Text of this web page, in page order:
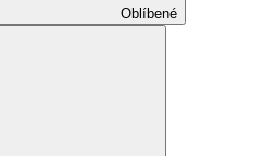
Oblíbené